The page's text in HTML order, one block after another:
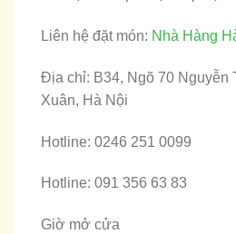
Liên hệ đặt món: Nhà Hàng
Địa chỉ: B34, Ngõ 70 Nguyễn
Xuân, Hà Nội
Hotline: 0246 251 0099
Hotline: 091 356 63 83
Giờ mở cửa